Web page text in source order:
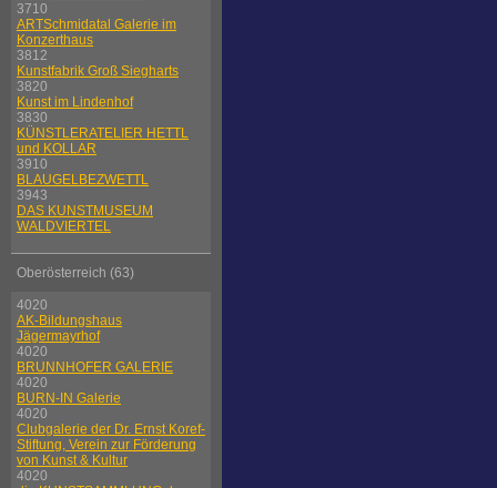
3710
ARTSchmidatal Galerie im
Konzerthaus
3812
Kunstfabrik Groß Siegharts
3820
Kunst im Lindenhof
3830
KÜNSTLERATELIER HETTL
und KOLLAR
3910
BLAUGELBEZWETTL
3943
DAS KUNSTMUSEUM
WALDVIERTEL
Oberösterreich (63)
4020
AK-Bildungshaus
Jägermayrhof
4020
BRUNNHOFER GALERIE
4020
BURN-IN Galerie
4020
Clubgalerie der Dr. Ernst Koref-
Stiftung, Verein zur Förderung
von Kunst & Kultur
4020